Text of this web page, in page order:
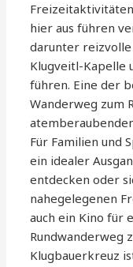
hier aus führen
darunter
Klugveitl-Kapelle
führen. Eine der
Wanderweg zum
Für Familien und
ein idealer
entdecken oder
nahegelegenen
auch ein Kino für
Rundwanderweg
Klugbauerkreuz